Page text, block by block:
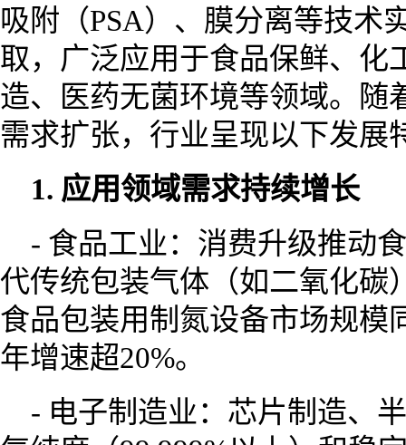
吸附（PSA）、膜分离等技术
取，广泛应用于食品保鲜、化
造、医药无菌环境等领域。随
需求扩张，行业呈现以下发展
1. 应用领域需求持续增长
- 食品工业：消费升级推动
代传统包装气体（如二氧化碳
食品包装用制氮设备市场规模
年增速超20%。
- 电子制造业：芯片制造、